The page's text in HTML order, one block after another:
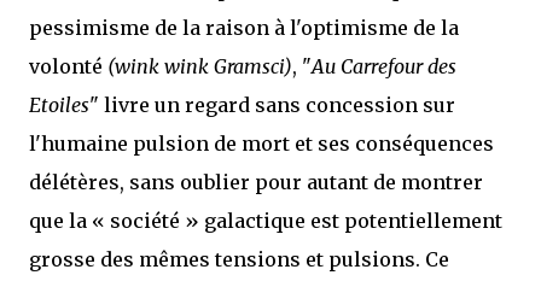
pessimisme de la raison à l'optimisme de la
volonté (wink wink Gramsci), "Au Carrefour des
Etoiles" livre un regard sans concession sur
l'humaine pulsion de mort et ses conséquences
délétères, sans oublier pour autant de montrer
que la « société » galactique est potentiellement
grosse des mêmes tensions et pulsions. Ce